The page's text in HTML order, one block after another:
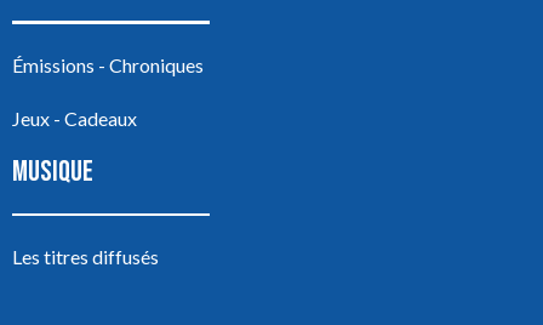
Émissions - Chroniques
Jeux - Cadeaux
MUSIQUE
Les titres diffusés